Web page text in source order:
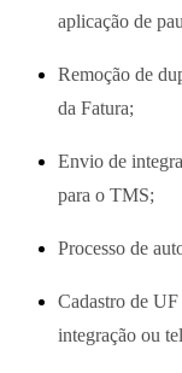
aplicação de
Remoção de
da Fatura;
Envio de
para o TMS;
Processo de
Cadastro de
integração ou